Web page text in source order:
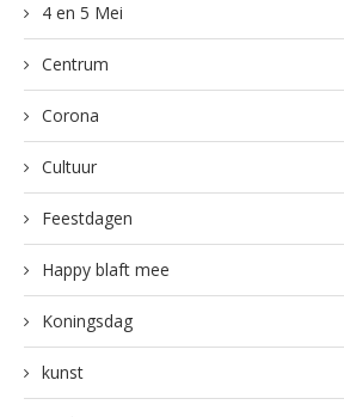
4 en 5 Mei
Centrum
Corona
Cultuur
Feestdagen
Happy blaft mee
Koningsdag
kunst